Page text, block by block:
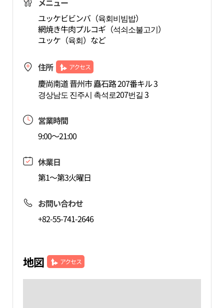
メニュー
ユッケビビンバ（육회비빔밥）
網焼き牛肉プルコギ（석쇠소불고기）
ユッケ（육회）など
住所 アクセス
慶尚南道 晋州市 矗石路 207番キル 3
경상남도 진주시 촉석로207번길 3
営業時間
9:00～21:00
休業日
第1～第3火曜日
お問い合わせ
+82-55-741-2646
地図 アクセス